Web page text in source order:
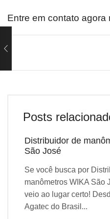
Entre em contato
Posts
Distribuidor de
São José
Se você busca por
manômetros WIKA São
veio ao lugar certo!
Agatec do Brasil...